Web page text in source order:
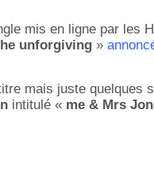
mis en ligne par les
unforgiving »
mais juste quelques
intitulé « me & Mrs